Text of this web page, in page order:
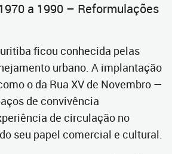
a 1990 – Reformulações
ficou conhecida pelas
urbano. A implantação
o da Rua XV de Novembro —
de convivência
de circulação no
seu papel comercial e cultural.